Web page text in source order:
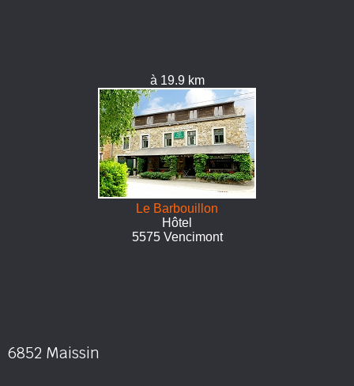
à 19.9 km
Le Barbouillon
Hôtel
5575 Vencimont
6852 Maissin